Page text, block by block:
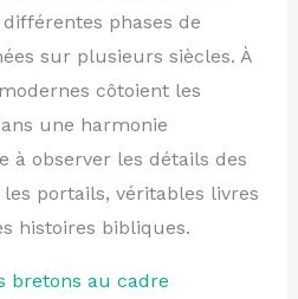
phases de
sur plusieurs siècles. À
côtoient les
une harmonie
à observer les détails des
portails, véritables livres
histoires bibliques.
bretons au cadre